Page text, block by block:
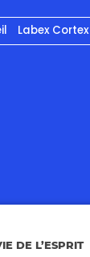
Labex Cortex
DE L’ESPRIT